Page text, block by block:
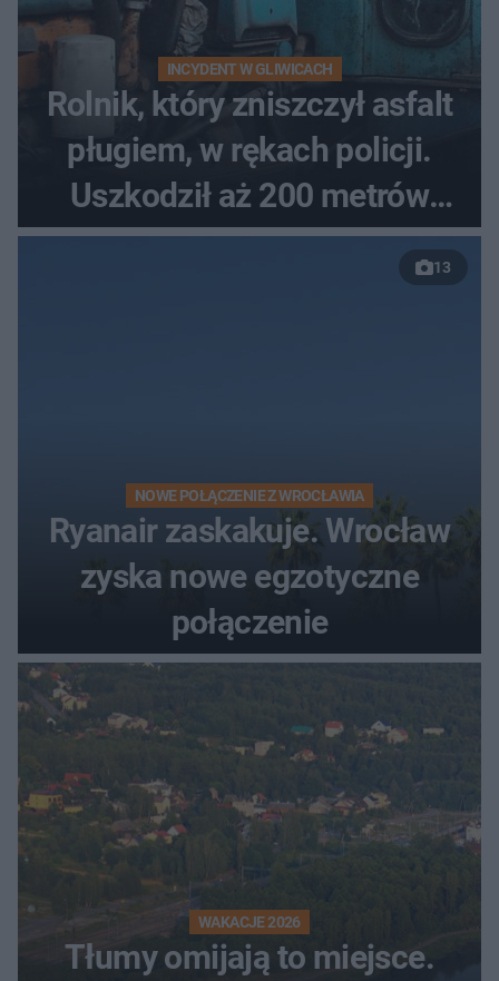
INCYDENT W GLIWICACH
Rolnik, który zniszczył asfalt
pługiem, w rękach policji.
Uszkodził aż 200 metrów
nowej drogi
13
NOWE POŁĄCZENIE Z WROCŁAWIA
Ryanair zaskakuje. Wrocław
zyska nowe egzotyczne
połączenie
WAKACJE 2026
Tłumy omijają to miejsce.